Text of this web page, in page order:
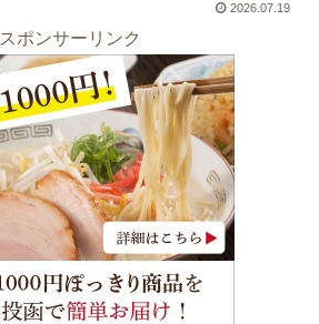
2026.07.19
スポンサーリンク